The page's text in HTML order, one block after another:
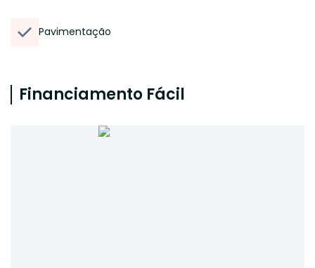
Pavimentação
Financiamento Fácil